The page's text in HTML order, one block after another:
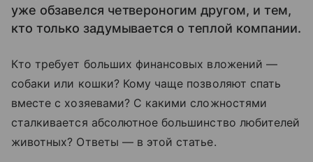
уже обзавелся четвероногим другом, и тем,
кто только задумывается о теплой компании.
Кто требует больших финансовых вложений —
собаки или кошки? Кому чаще позволяют спать
вместе с хозяевами? С какими сложностями
сталкивается абсолютное большинство любителей
животных? Ответы — в этой статье.